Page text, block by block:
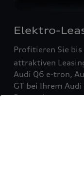
Elektro-
Profitieren Sie
attraktiven
Audi Q6 e-tron,
GT bei Ihrem
Partner!